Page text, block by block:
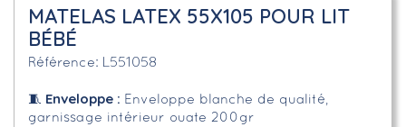
MATELAS LATEX 55X105 POUR LIT
BÉBÉ
Référence L551058
🧵 Enveloppe : Enveloppe blanche de qualité,
garnissage intérieur ouate 200gr